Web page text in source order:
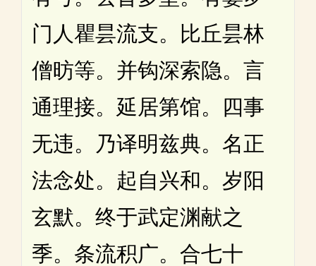
门人瞿昙流支。比丘昙林
僧昉等。并钩深索隐。言
通理接。延居第馆。四事
无违。乃译明兹典。名正
法念处。起自兴和。岁阳
玄默。终于武定渊献之
季。条流积广。合七十